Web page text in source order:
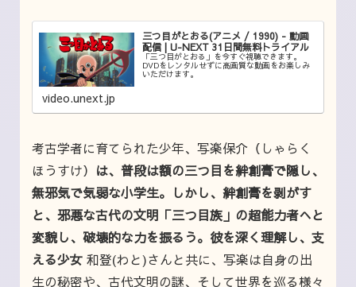
三つ目がとおる(アニメ / 1990) - 動画
配信 | U-NEXT 31日間無料トライアル
「三つ目がとおる」を今すぐ視聴できます。
DVDをレンタルせずに高画質な動画をお楽しみ
いただけます。
video.unext.jp
考古学者に育てられた少年、写楽保介（しゃらく
ほうすけ） は、普段は額の三つ目を絆創膏で隠し、
無邪気で気弱な小学生。しかし、絆創膏を剥がす
と、邪悪な古代の文明「三つ目族」の超能力者へと
変貌し、破壊的な力を振るう。彼を深く理解し、支
える少女 和登(わと)さんと共に、写楽は自身の出
生の秘密や、古代文明の謎、そして世界を巡る様々